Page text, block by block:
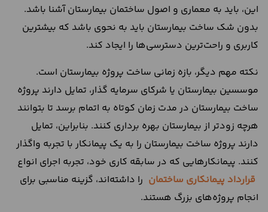
این، باید به معماری و اصول ساختمان بیمارستان آشنا باشد.
بدون شک ساخت بیمارستان باید به نحوی باشد که بیشترین
کاربری و راحت‌ترین دسترسی‌ها را ایجاد کند.
نکته مهم دیگر، بازه زمانی ساخت پروژه بیمارستان است.
موسسین بیمارستان یا شرکای سرمایه گذار، تمایل دارند پروژه
ساخت بیمارستان در مدت زمان کوتاه به اتمام برسد تا بتوانند
هرچه زودتر از بیمارستان بهره برداری کنند. بنابراین، تمایل
دارند پروژه ساخت بیمارستان را به یک پیمانکار با تجربه واگذار
کنند. پیمانکارهایی که در سابقه کاری خود، تجربه اجرای انواع
قرارداد پیمانکاری ساختمان را داشته‌اند، گزینه مناسبی برای
انجام پروژه‌های بزرگ هستند.